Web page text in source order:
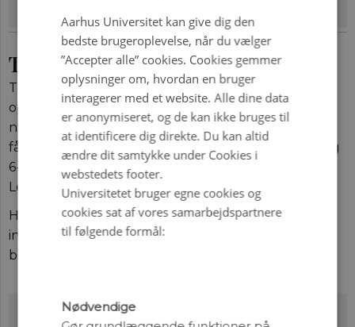
et Universitet
Tilbud til nye abonnenter
Tilbud til nye abonnenter: Bestil en intropakke med
otte helt nye numre plus abonnement i et år (6
numre) for kun 354 kr. inkl. porto & ekspedition. Du
får tilsendt numrene: 1, 2 og 3-2026; samt 2, 3, 4, 5 og
6-2025 som det første.
Leveringstid: op til en uge.
Hvis du bestiller som gave, kan vi evt. sende
intropakken til en anden adresse. Noter det i
bemærkningsfeltet.
Bestil tilbud for nye abonnenter
Aarhus Universitet kan give dig den
bedste brugeroplevelse, når du vælger
”Accepter alle” cookies. Cookies gemmer
oplysninger om, hvordan en bruger
interagerer med et website. Alle dine data
er anonymiseret, og de kan ikke bruges til
at identificere dig direkte. Du kan altid
ændre dit samtykke under Cookies i
webstedets footer.
Universitetet bruger egne cookies og
cookies sat af vores samarbejdspartnere
til følgende formål:
Nødvendige